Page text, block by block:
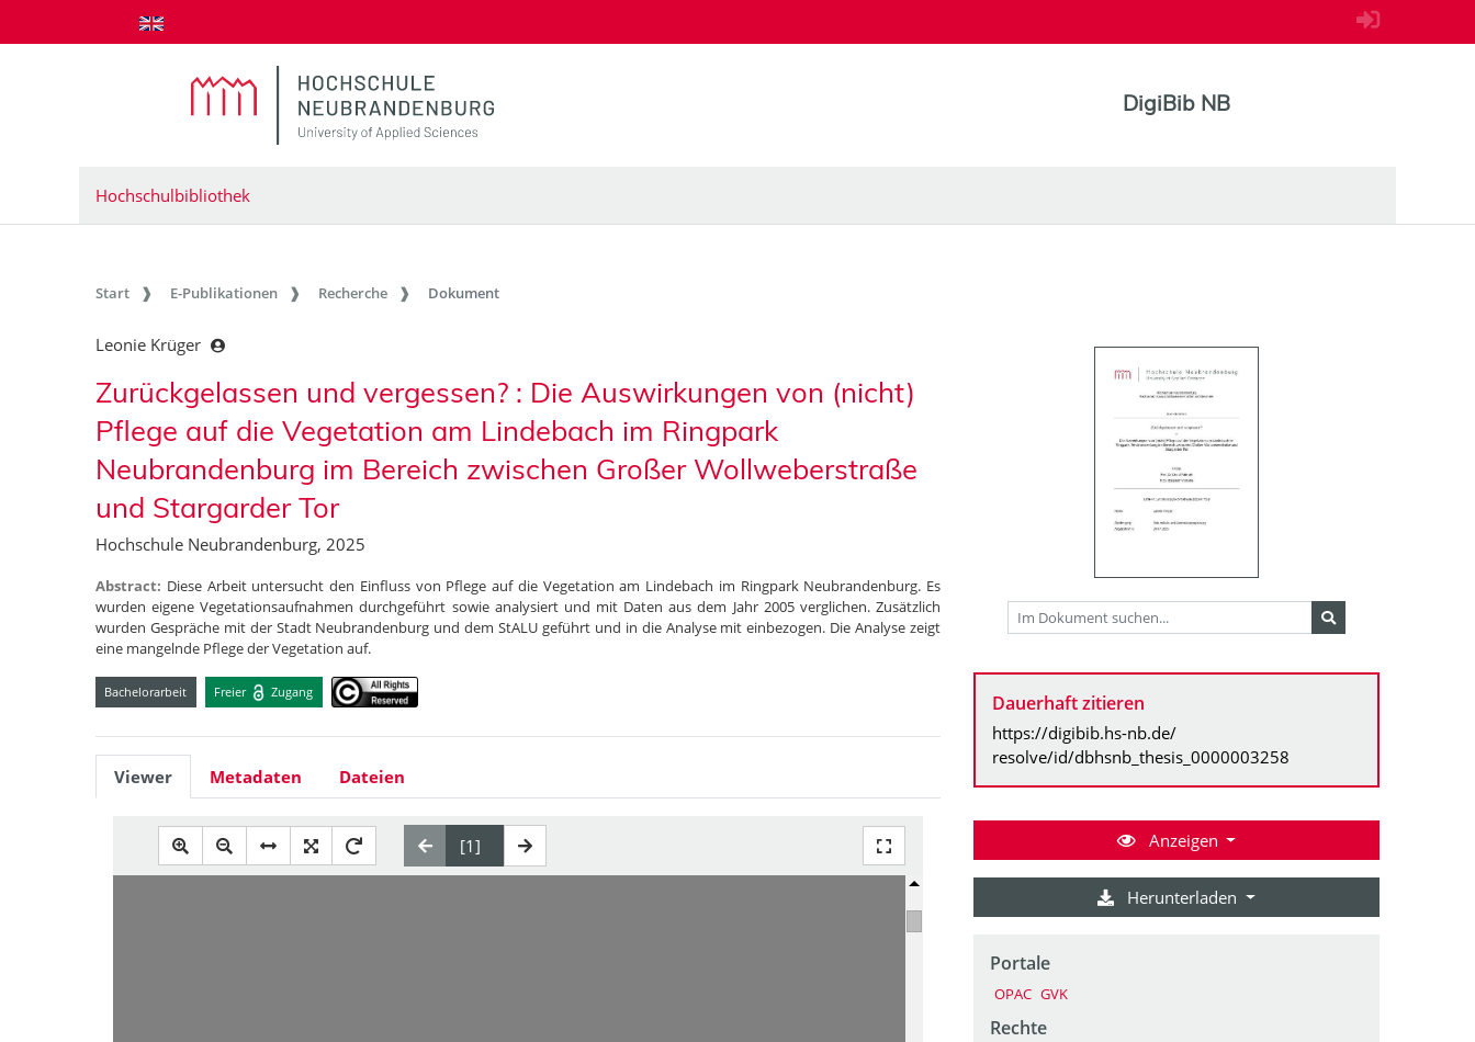
zum Inhalt springen
DigiBib NB
Hochschulbibliothek
Start E-Publikationen Recherche Dokument
Leonie Krüger
Zurückgelassen und vergessen? : Die Auswirkungen von (nicht)
Pflege auf die Vegetation am Lindebach im Ringpark
Neubrandenburg im Bereich zwischen Großer Wollweberstraße
und Stargarder Tor
Hochschule Neubrandenburg, 2025
Abstract: Diese Arbeit untersucht den Einfluss von Pflege auf die Vegetation am Lindebach im Ringpark Neubrandenburg. Es
wurden eigene Vegetationsaufnahmen durchgeführt sowie analysiert und mit Daten aus dem Jahr 2005 verglichen. Zusätzlich
wurden Gespräche mit der Stadt Neubrandenburg und dem StALU geführt und in die Analyse mit einbezogen. Die Analyse zeigt
eine mangelnde Pflege der Vegetation auf.
Bachelorarbeit Freier Zugang
Viewer Metadaten Dateien
Dauerhaft zitieren
https://digibib.hs-nb.de/
resolve/id/dbhsnb_thesis_0000003258
Anzeigen
Herunterladen
Portale
OPAC GVK
Rechte